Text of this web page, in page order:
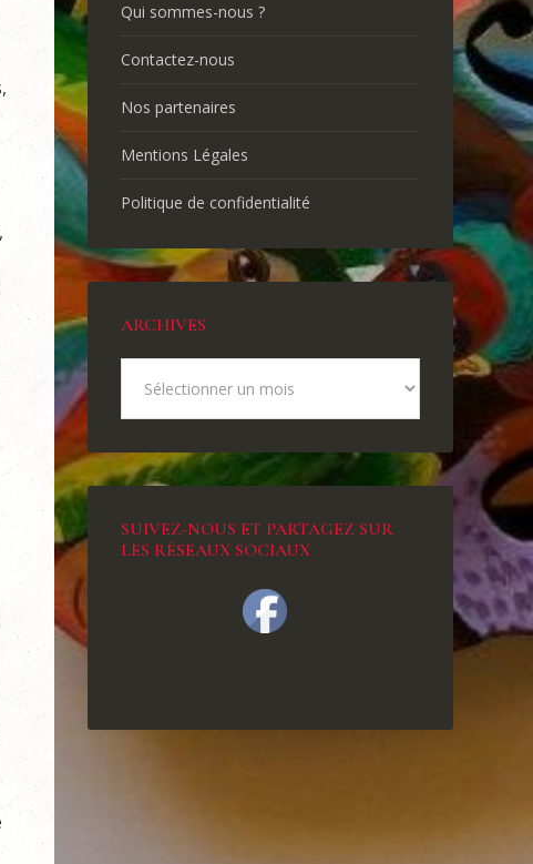
Qui sommes-nous ?
Contactez-nous
Nos partenaires
Mentions Légales
Politique de confidentialité
ARCHIVES
SUIVEZ-NOUS ET PARTAGEZ SUR
LES RÉSEAUX SOCIAUX